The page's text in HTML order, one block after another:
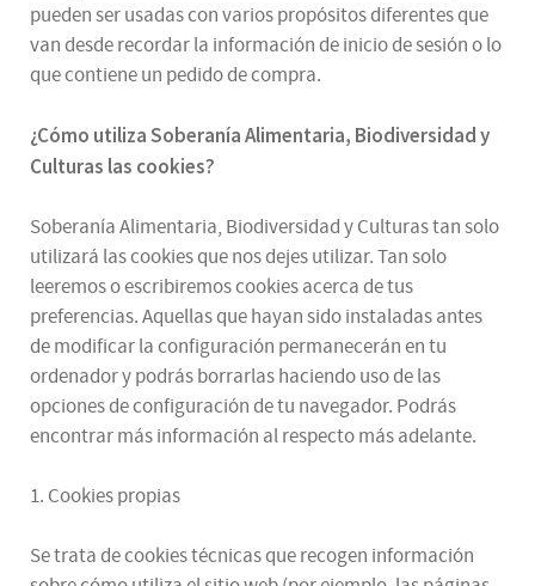
pueden ser usadas con varios propósitos diferentes que
van desde recordar la información de inicio de sesión o lo
que contiene un pedido de compra.
¿Cómo utilizaSoberanía Alimentaria, Biodiversidad y
Culturas las cookies?
Soberanía Alimentaria, Biodiversidad y Culturas tan solo
utilizará las cookies que nos dejes utilizar. Tan solo
leeremos o escribiremos cookies acerca de tus
preferencias. Aquellas que hayan sido instaladas antes
de modificar la configuración permanecerán en tu
ordenador y podrás borrarlas haciendo uso de las
opciones de configuración de tu navegador. Podrás
encontrar más información al respecto más adelante.
1. Cookies propias
Se trata de cookies técnicas que recogen información